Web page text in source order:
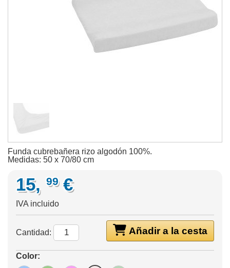
Funda cubrebañera rizo algodón 100%.
Medidas: 50 x 70/80 cm
15, 99 €
IVA incluido
Añadir a la cesta
Cantidad:
Color: